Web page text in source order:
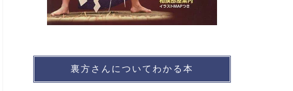
裏方さんについてわかる本